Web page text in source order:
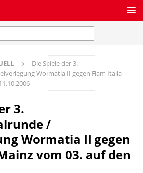
Die Spiele der 3.
Wormatia II gegen Fiam Italia
3.
/
Wormatia II gegen
vom 03. auf den